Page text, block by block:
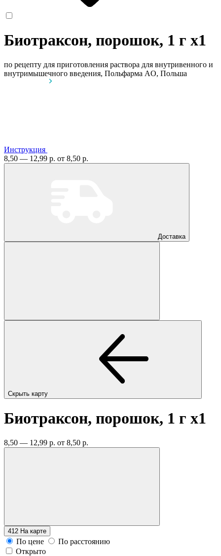
Биотраксон, порошок, 1 г x1
по рецепту для приготовления раствора для внутривенного и
внутримышечного введения, Польфарма AO, Польша
Инструкция
8,50 — 12,99 р. от 8,50 р.
Доставка
Скрыть карту
Биотраксон, порошок, 1 г x1
8,50 — 12,99 р. от 8,50 р.
412 На карте
По цене
По расстоянию
Открыто